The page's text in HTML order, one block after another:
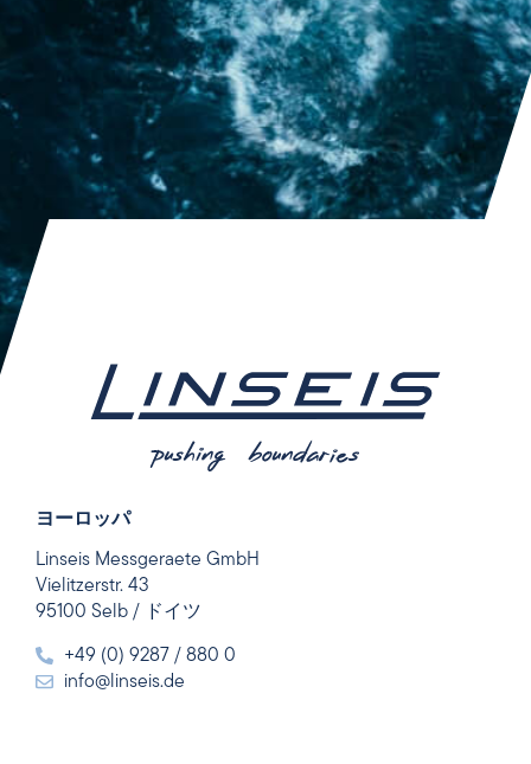
ヨーロッパ
Linseis Messgeraete GmbH
Vielitzerstr. 43
95100 Selb / ドイツ
+49 (0) 9287 / 880 0
info@linseis.de